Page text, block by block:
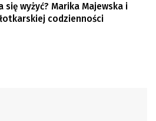
wyżyć? Marika Majewska i
codzienności